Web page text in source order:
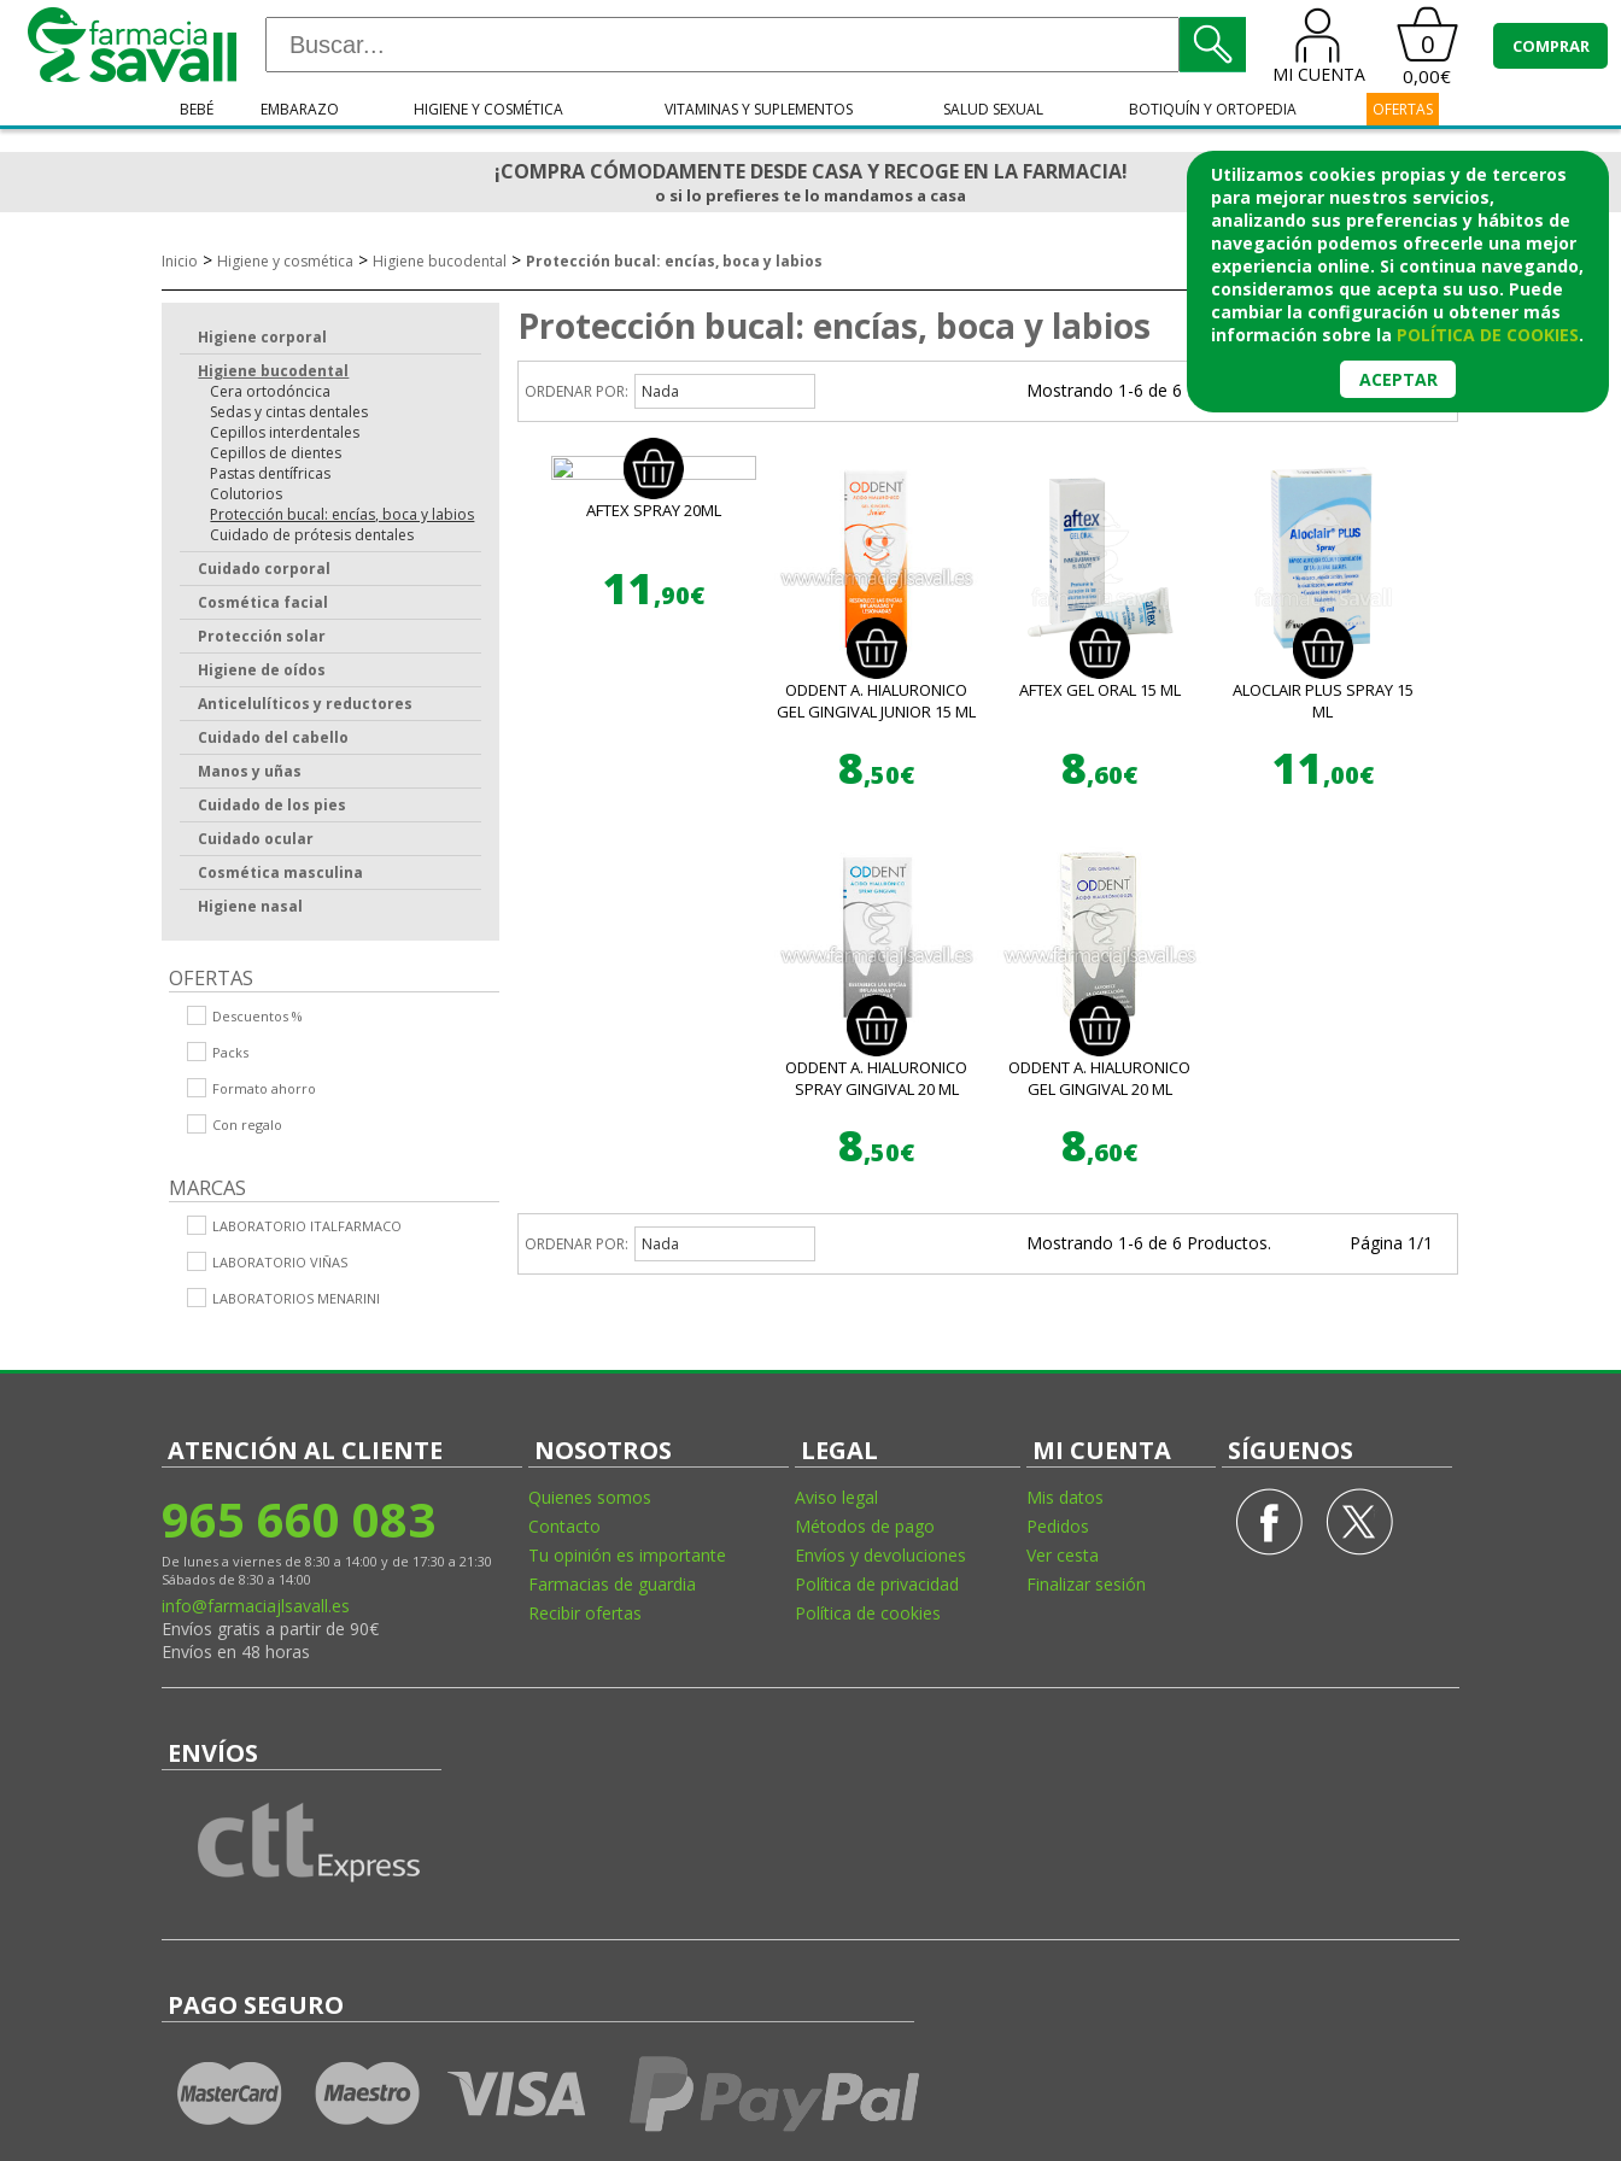
Utilizamos cookies propias y de terceros
para mejorar nuestros servicios,
analizando sus preferencias y hábitos de
navegación podemos ofrecerle una mejor
experiencia online. Si continua navegando,
consideramos que acepta su uso. Puede
cambiar la configuración u obtener más
información sobre la POLÍTICA DE COOKIES.
ACEPTAR
MI CUENTA
0
0,00€
COMPRAR
BEBÉ EMBARAZO HIGIENE Y COSMÉTICA VITAMINAS Y SUPLEMENTOS SALUD SEXUAL BOTIQUÍN Y ORTOPEDIA OFERTAS
¡COMPRA CÓMODAMENTE DESDE CASA Y RECOGE EN LA FARMACIA!
o si lo prefieres te lo mandamos a casa
Inicio > Higiene y cosmética > Higiene bucodental > Protección bucal: encías, boca y labios
Higiene corporal
Higiene bucodental
Cera ortodóncica
Sedas y cintas dentales
Cepillos interdentales
Cepillos de dientes
Pastas dentífricas
Colutorios
Protección bucal: encías, boca y labios
Cuidado de prótesis dentales
Cuidado corporal
Cosmética facial
Protección solar
Higiene de oídos
Anticelulíticos y reductores
Cuidado del cabello
Manos y uñas
Cuidado de los pies
Cuidado ocular
Cosmética masculina
Higiene nasal
OFERTAS
Descuentos %
Packs
Formato ahorro
Con regalo
MARCAS
LABORATORIO ITALFARMACO
LABORATORIO VIÑAS
LABORATORIOS MENARINI
Protección bucal: encías, boca y labios
ORDENAR POR: Nada Mostrando 1-6 de 6 Productos. Página 1/1
AFTEX SPRAY 20ML
11 ,90€
ODDENT A. HIALURONICO
GEL GINGIVAL JUNIOR 15 ML
8,50€
AFTEX GEL ORAL 15 ML
8,60€
ALOCLAIR PLUS SPRAY 15
ML
11 ,00€
ODDENT A. HIALURONICO
SPRAY GINGIVAL 20 ML
8,50€
ODDENT A. HIALURONICO
GEL GINGIVAL 20 ML
8,60€
ORDENAR POR: Nada Mostrando 1-6 de 6 Productos. Página 1/1
ATENCIÓN AL CLIENTE
965 660 083
De lunes a viernes de 8:30 a 14:00 y de 17:30 a 21:30
Sábados de 8:30 a 14:00
info@farmaciajlsavall.es
Envíos gratis a partir de 90€
Envíos en 48 horas
NOSOTROS
Quienes somos
Contacto
Tu opinión es importante
Farmacias de guardia
Recibir ofertas
LEGAL
Aviso legal
Métodos de pago
Envíos y devoluciones
Política de privacidad
Política de cookies
MI CUENTA
Mis datos
Pedidos
Ver cesta
Finalizar sesión
SÍGUENOS
ENVÍOS
PAGO SEGURO